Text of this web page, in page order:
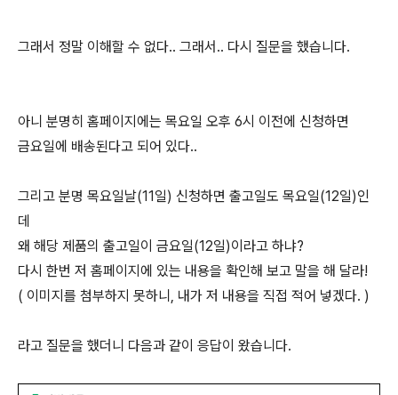
그래서 정말 이해할 수 없다.. 그래서.. 다시 질문을 했습니다.
아니 분명히 홈페이지에는 목요일 오후 6시 이전에 신청하면
금요일에 배송된다고 되어 있다..
그리고 분명 목요일날(11일) 신청하면 출고일도 목요일(12일)인
데
왜 해당 제품의 출고일이 금요일(12일)이라고 하냐?
다시 한번 저 홈페이지에 있는 내용을 확인해 보고 말을 해 달라!
( 이미지를 첨부하지 못하니, 내가 저 내용을 직접 적어 넣겠다. )
라고 질문을 했더니 다음과 같이 응답이 왔습니다.